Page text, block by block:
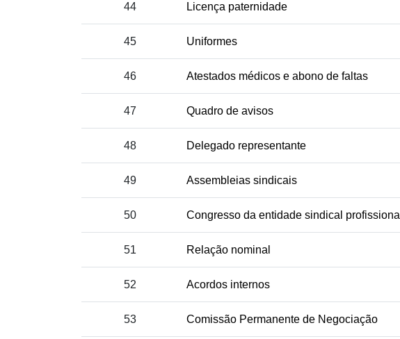
44 Licença paternidade
45 Uniformes
46 Atestados médicos e abono de faltas
47 Quadro de avisos
48 Delegado representante
49 Assembleias sindicais
50 Congresso da entidade sindical profissional
51 Relação nominal
52 Acordos internos
53 Comissão Permanente de Negociação